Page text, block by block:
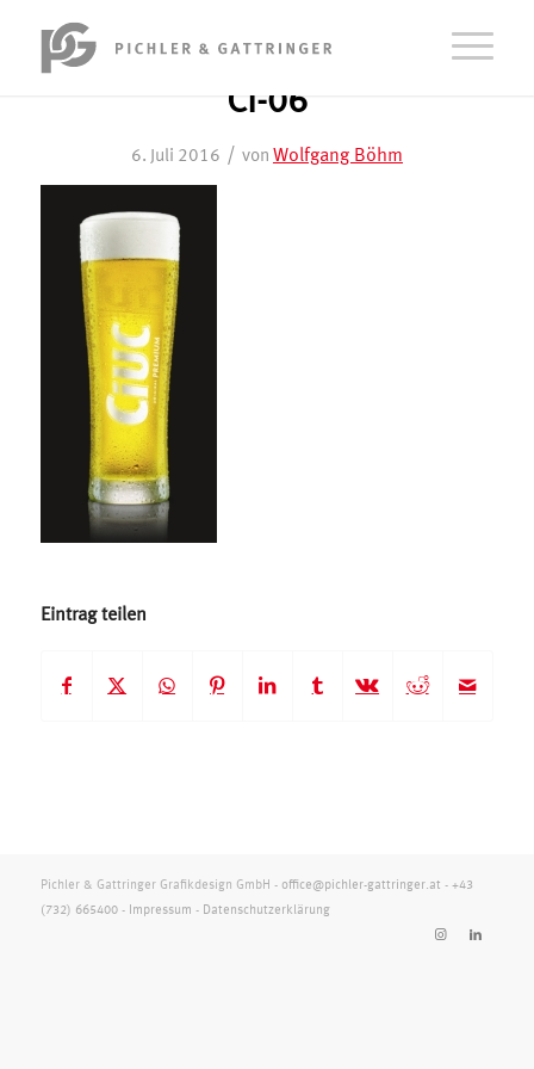
Ci-06
6. Juli 2016 / von Wolfgang Böhm
Eintrag teilen
Pichler & Gattringer Grafikdesign GmbH - office@pichler-gattringer.at - +43
(732) 665400- Impressum - Datenschutzerklärung